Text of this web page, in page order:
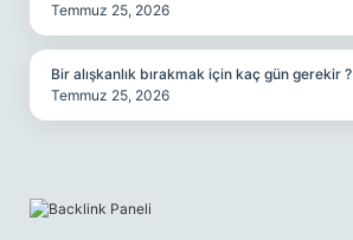
Temmuz 25, 2026
Bir alışkanlık bırakmak için kaç gün gerekir ?
Temmuz 25, 2026